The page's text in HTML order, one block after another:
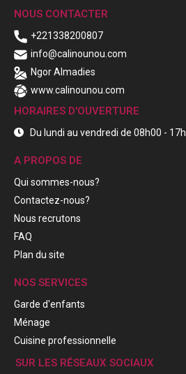
NOUS CONTACTER
+221338200807
info@calinounou.com
Ngor Almadies
www.calinounou.com
HORAIRES D'OUVERTURE
Du lundi au vendredi de 08h00 - 17h
A PROPOS DE
Qui sommes-nous?
Contactez-nous?
Nous recrutons
FAQ
Plan du site
NOS SERVICES
Garde d'enfants
Ménage
Cuisine professionnelle
SUR LES RÉSEAUX SOCIAUX